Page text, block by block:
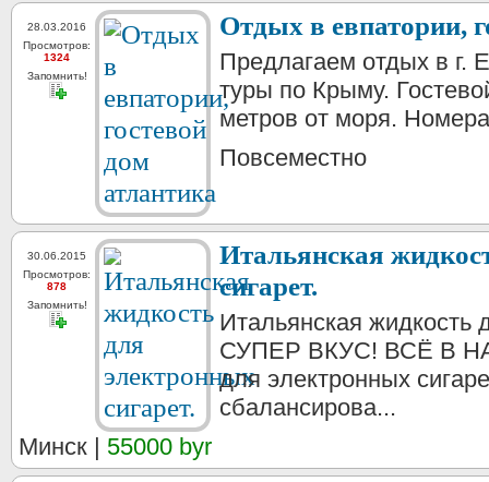
28.03.2016
Просмотров:
1324
Запомнить!
Отдых в евпатории,
Предлагаем отдых в г.
туры по Крыму.
метров от моря.
Повсеместно
30.06.2015
Просмотров:
878
Запомнить!
Итальянская
сигарет.
Итальянская жидкость
СУПЕР ВКУС! ВСЁ В
для электронных
сбалансирова...
Минск | 55000 byr